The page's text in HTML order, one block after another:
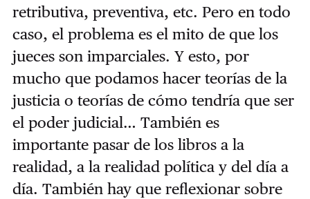
retributiva, preventiva, etc. Pero en todo
caso, el problema es el mito de que los
jueces son imparciales. Y esto, por
mucho que podamos hacer teorías de la
justicia o teorías de cómo tendría que ser
el poder judicial… También es
importante pasar de los libros a la
realidad, a la realidad política y del día a
día. También hay que reflexionar sobre